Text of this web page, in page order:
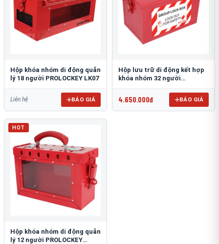
Hộp khóa nhóm di động quản
lý 18 người PROLOCKEY LK07
Liên hệ BÁO GIÁ
Hộp lưu trữ di động kết hợp
khóa nhóm 32 người
4.650.000đ BÁO GIÁ
HOT
Hộp khóa nhóm di động quản
lý 12 người PROLOCKEY